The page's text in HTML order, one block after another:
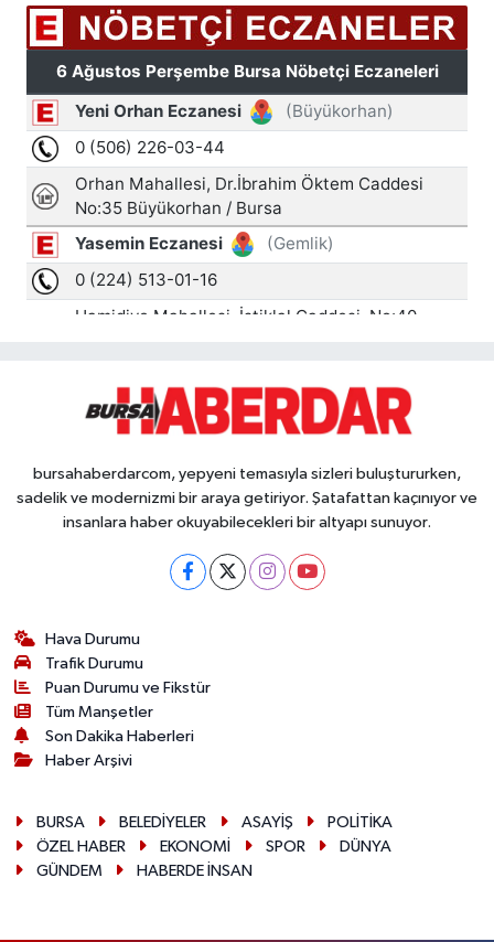
bursahaberdarcom, yepyeni temasıyla sizleri buluştururken,
sadelik ve modernizmi bir araya getiriyor. Şatafattan kaçınıyor ve
insanlara haber okuyabilecekleri bir altyapı sunuyor.
Hava Durumu
Trafik Durumu
Puan Durumu ve Fikstür
Tüm Manşetler
Son Dakika Haberleri
Haber Arşivi
BURSA BELEDİYELER ASAYİŞ
POLİTİKA
ÖZEL HABER
EKONOMİ SPOR
DÜNYA
GÜNDEM
HABERDE İNSAN